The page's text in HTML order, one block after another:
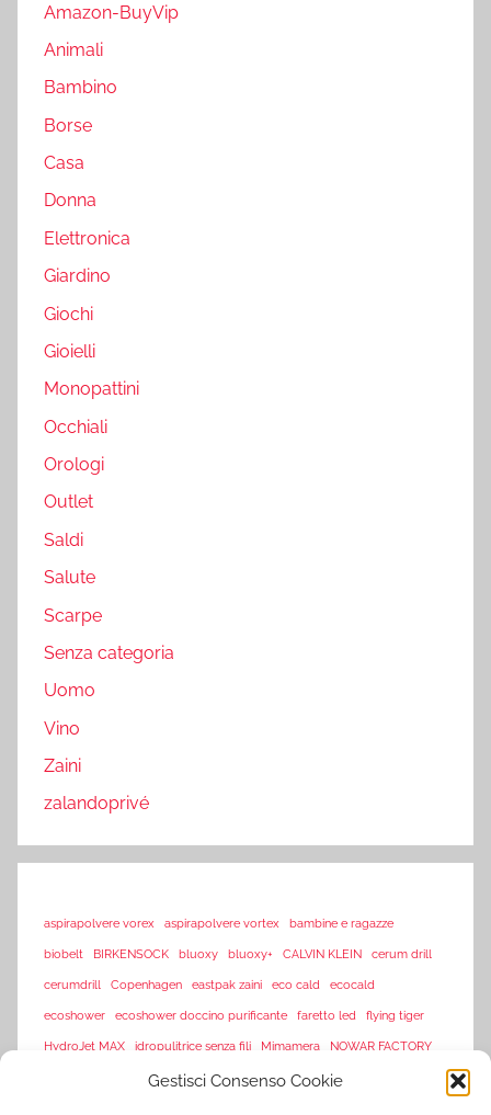
Gestisci Consenso Cookie
Amazon-BuyVip
Animali
Bambino
Borse
Casa
Donna
Elettronica
Giardino
Giochi
Gioielli
Monopattini
Occhiali
Orologi
Outlet
Saldi
Salute
Scarpe
Senza categoria
Uomo
Vino
Zaini
zalandoprivé
aspirapolvere vorex aspirapolvere vortex bambine e ragazze
biobelt BIRKENSOCK bluoxy bluoxy+ CALVIN KLEIN cerum drill
cerumdrill Copenhagen eastpak zaini eco cald ecocald
ecoshower ecoshower doccino purificante faretto led flying tiger
HydroJet MAX idropulitrice senza fili Mimamera NOWAR FACTORY
offerte flash amazon offerte lampo piscine sarenza